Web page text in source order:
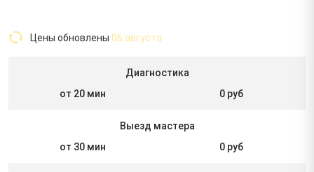
Цены обновлены 06 августа
Диагностика
от 20 мин
0 руб
Выезд мастера
от 30 мин
0 руб